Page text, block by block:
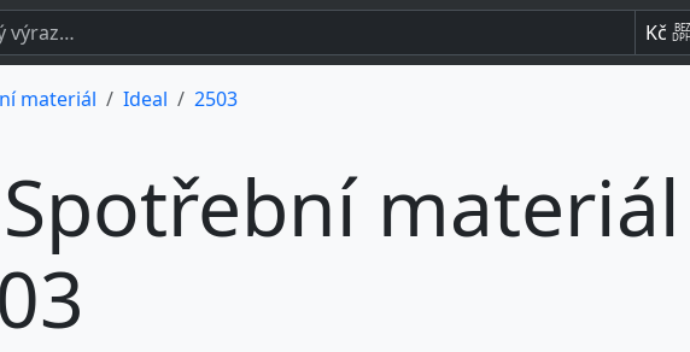
Kč BEZ
materiál Ideal 2503
Spotřební